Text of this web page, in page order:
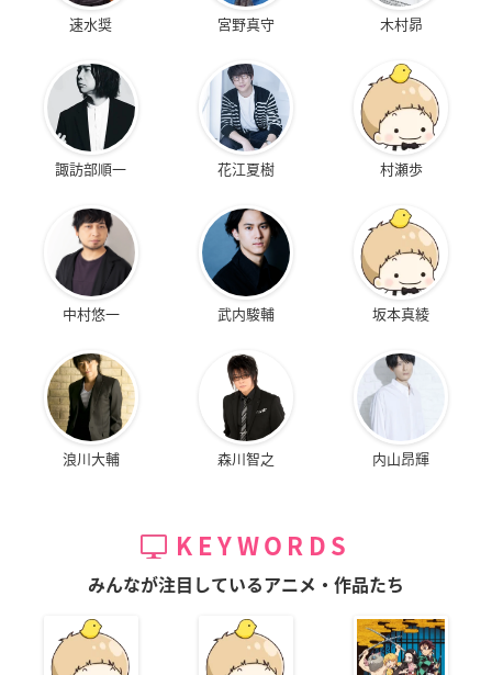
速水奨 宮野真守 木村昴
諏訪部順一 花江夏樹 村瀬歩
中村悠一 武内駿輔 坂本真綾
浪川大輔 森川智之 内山昂輝
KEYWORDS
みんなが注目しているアニメ・作品たち